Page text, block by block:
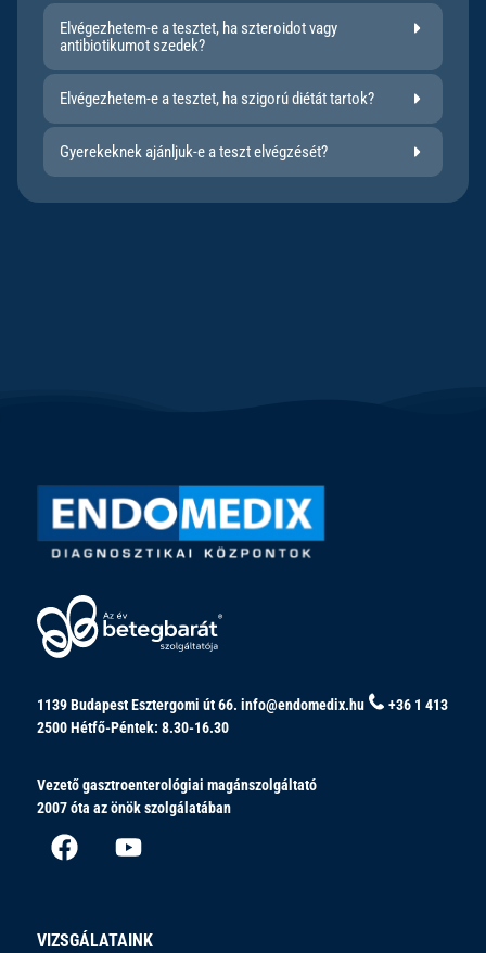
Elvégezhetem-e a tesztet, ha szteroidot vagy
antibiotikumot szedek?
Elvégezhetem-e a tesztet, ha szigorú diétát tartok?
Gyerekeknek ajánljuk-e a teszt elvégzését?
1139 Budapest Esztergomi út 66. info@endomedix.hu
+36 1 413
2500Hétfő-Péntek: 8.30-16.30
Vezető gasztroenterológiai magánszolgáltató
2007 óta az önök szolgálatában
VIZSGÁLATAINK